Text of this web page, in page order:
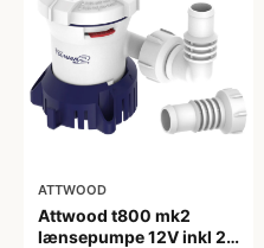
ATTWOOD
Attwood t800 mk2
lænsepumpe 12V inkl 2